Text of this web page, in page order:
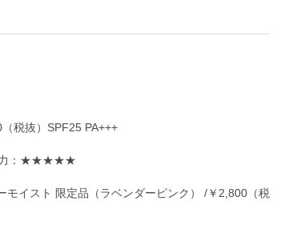
税抜）SPF25 PA+++
力：★★★★★
モイスト 限定品（ラベンダーピンク） /￥2,800（税